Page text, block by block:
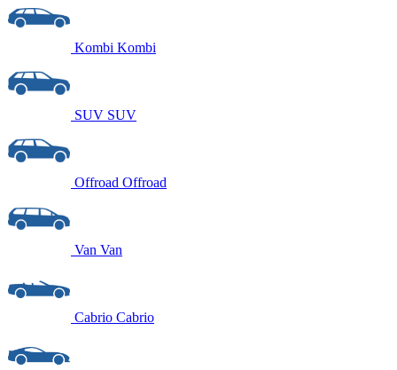
Kombi Kombi
SUV SUV
Offroad Offroad
Van Van
Cabrio Cabrio